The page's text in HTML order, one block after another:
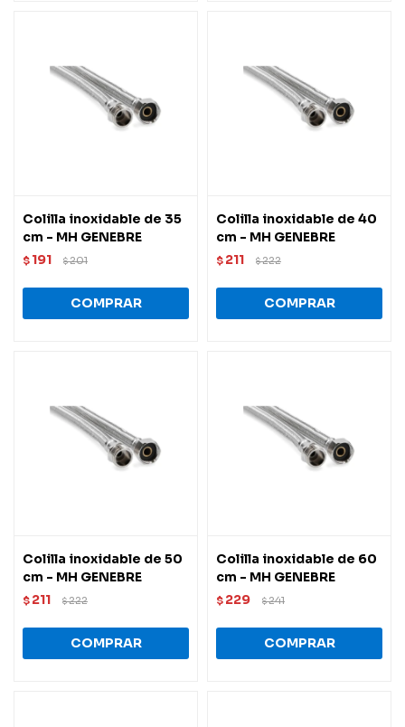
Colilla inoxidable de 35
cm - MH GENEBRE
$ 191 $201
Colilla inoxidable de 40
cm - MH GENEBRE
$ 211 $222
Colilla inoxidable de 50
cm - MH GENEBRE
$ 211 $222
Colilla inoxidable de 60
cm - MH GENEBRE
$ 229 $241